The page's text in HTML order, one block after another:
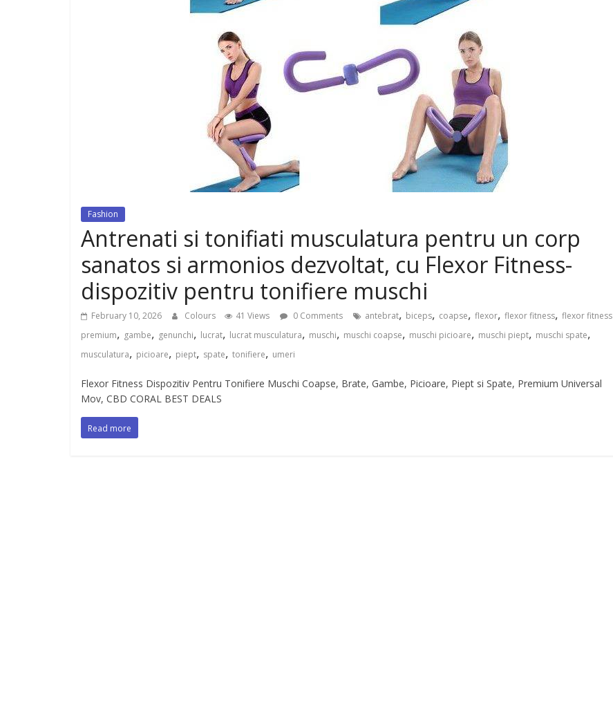
dispozitiv pentru tonifiere muschi
Fashion
Antrenati si tonifiati musculatura pentru un corp
sanatos si armonios dezvoltat, cu Flexor Fitness-
dispozitiv pentru tonifiere muschi
February 10, 2026 Colours 41 Views 0 Comments antebrat, biceps, coapse, flexor, flexor fitness, flexor fitness
premium, gambe, genunchi, lucrat, lucrat musculatura, muschi, muschi coapse, muschi picioare, muschi piept, muschi spate,
musculatura, picioare, piept, spate, tonifiere, umeri
Flexor Fitness Dispozitiv Pentru Tonifiere Muschi Coapse, Brate, Gambe, Picioare, Piept si Spate, Premium Universal
Mov, CBD CORAL BEST DEALS
Read more